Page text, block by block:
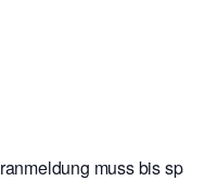
muss bis